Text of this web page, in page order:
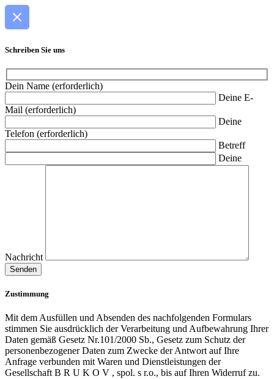
Schreiben Sie uns
Dein Name (erforderlich)
Deine E-
Mail (erforderlich)
Deine
Telefon (erforderlich)
Betreff
Deine
Nachricht
Zustimmung
Mit dem Ausfüllen und Absenden des nachfolgenden Formulars
stimmen Sie ausdrücklich der Verarbeitung und Aufbewahrung Ihrer
Daten gemäß Gesetz Nr.101/2000 Sb., Gesetz zum Schutz der
personenbezogener Daten zum Zwecke der Antwort auf Ihre
Anfrage verbunden mit Waren und Dienstleistungen der
Gesellschaft B R U K O V , spol. s r.o., bis auf Ihren Widerruf zu.